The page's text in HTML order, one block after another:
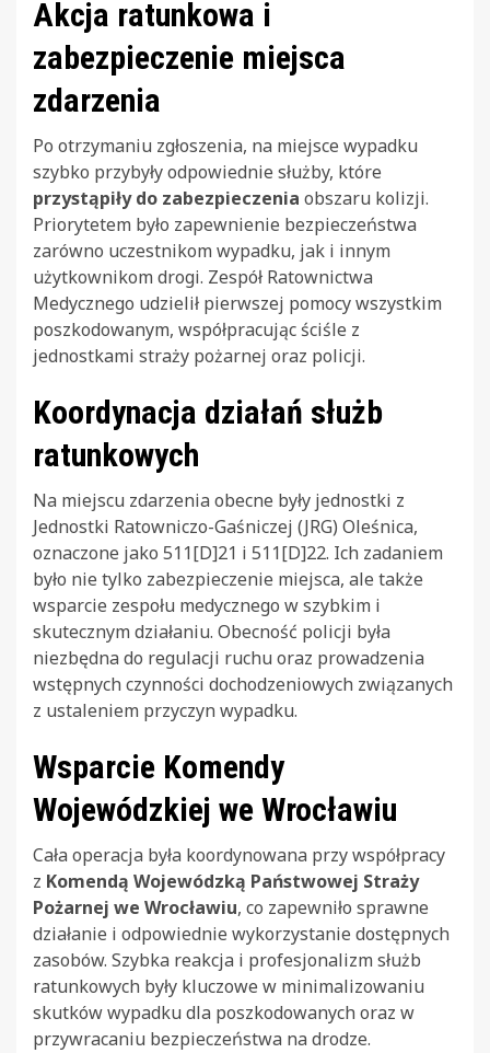
Akcja ratunkowa i
zabezpieczenie miejsca
zdarzenia
Po otrzymaniu zgłoszenia, na miejsce wypadku
szybko przybyły odpowiednie służby, które
przystąpiły do zabezpieczenia obszaru kolizji.
Priorytetem było zapewnienie bezpieczeństwa
zarówno uczestnikom wypadku, jak i innym
użytkownikom drogi. Zespół Ratownictwa
Medycznego udzielił pierwszej pomocy wszystkim
poszkodowanym, współpracując ściśle z
jednostkami straży pożarnej oraz policji.
Koordynacja działań służb
ratunkowych
Na miejscu zdarzenia obecne były jednostki z
Jednostki Ratowniczo-Gaśniczej (JRG) Oleśnica,
oznaczone jako 511[D]21 i 511[D]22. Ich zadaniem
było nie tylko zabezpieczenie miejsca, ale także
wsparcie zespołu medycznego w szybkim i
skutecznym działaniu. Obecność policji była
niezbędna do regulacji ruchu oraz prowadzenia
wstępnych czynności dochodzeniowych związanych
z ustaleniem przyczyn wypadku.
Wsparcie Komendy
Wojewódzkiej we Wrocławiu
Cała operacja była koordynowana przy współpracy
z Komendą Wojewódzką Państwowej Straży
Pożarnej we Wrocławiu, co zapewniło sprawne
działanie i odpowiednie wykorzystanie dostępnych
zasobów. Szybka reakcja i profesjonalizm służb
ratunkowych były kluczowe w minimalizowaniu
skutków wypadku dla poszkodowanych oraz w
przywracaniu bezpieczeństwa na drodze.